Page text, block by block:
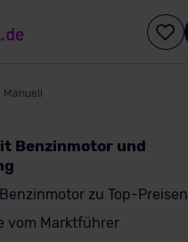
Manuell
Benzinmotor und
zu Top-Preisen
vom Marktführer